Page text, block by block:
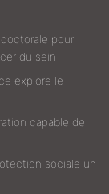
doctorale pour
du sein
explore le
capable de
sociale un